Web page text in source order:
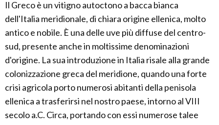
Il Greco è un vitigno autoctono a bacca bianca
dell'Italia meridionale, di chiara origine ellenica, molto
antico e nobile. È una delle uve più diffuse del centro-
sud, presente anche in moltissime denominazioni
d'origine. La sua introduzione in Italia risale alla grande
colonizzazione greca del meridione, quando una forte
crisi agricola porto numerosi abitanti della penisola
ellenica a trasferirsi nel nostro paese, intorno al VIII
secolo a.C. Circa, portando con essi numerose talee